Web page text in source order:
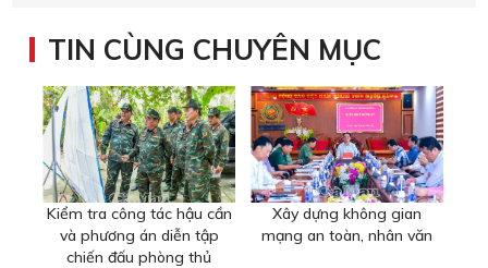
TIN CÙNG CHUYÊN MỤC
Kiểm tra công tác hậu cần
và phương án diễn tập
chiến đấu phòng thủ
Xây dựng không gian
mạng an toàn, nhân văn